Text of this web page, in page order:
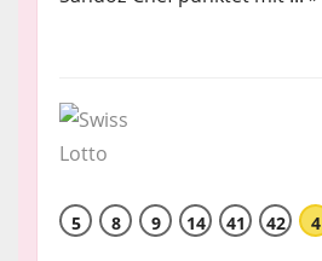
5 8 9 14 41 42 4